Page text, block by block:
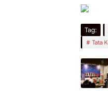
Tag:
Tata